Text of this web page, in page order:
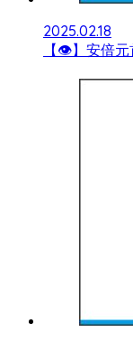
2025.02.18
【👁】安倍